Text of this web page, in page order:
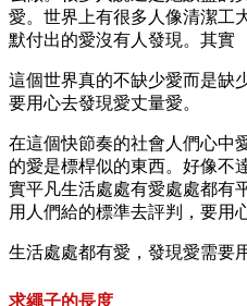
愛。世界上有很多人像清潔工
默付出的愛沒有人發現。其實
這個世界真的不缺少愛而是缺
要用心去發現愛丈量愛。
在這個快節奏的社會人們心中
的愛是標桿似的東西。好像不
實平凡生活處處有愛處處都有
用人們給的標準去評判，要用
生活處處都有愛，發現愛需要
求繩子的長度